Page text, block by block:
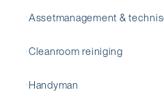
Assetmanagement &
Cleanroom reiniging
Handyman